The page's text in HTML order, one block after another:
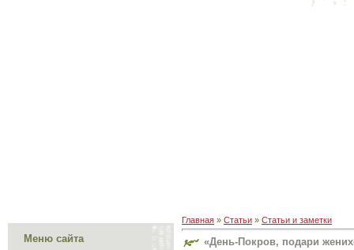
Меню сайта
Главная » Статьи » Статьи и заметки
«День-Покров, подари